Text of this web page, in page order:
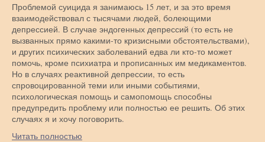
Проблемой суицида я занимаюсь 15 лет, и за это время
взаимодействовал с тысячами людей, болеющими
депрессией. В случае эндогенных депрессий (то есть не
вызванных прямо какими-то кризисными обстоятельствами),
и других психических заболеваний едва ли кто-то может
помочь, кроме психиатра и прописанных им медикаментов.
Но в случаях реактивной депрессии, то есть
спровоцированной теми или иными событиями,
психологическая помощь и самопомощь способны
предупредить проблему или полностью ее решить. Об этих
случаях я и хочу поговорить.
Читать полностью